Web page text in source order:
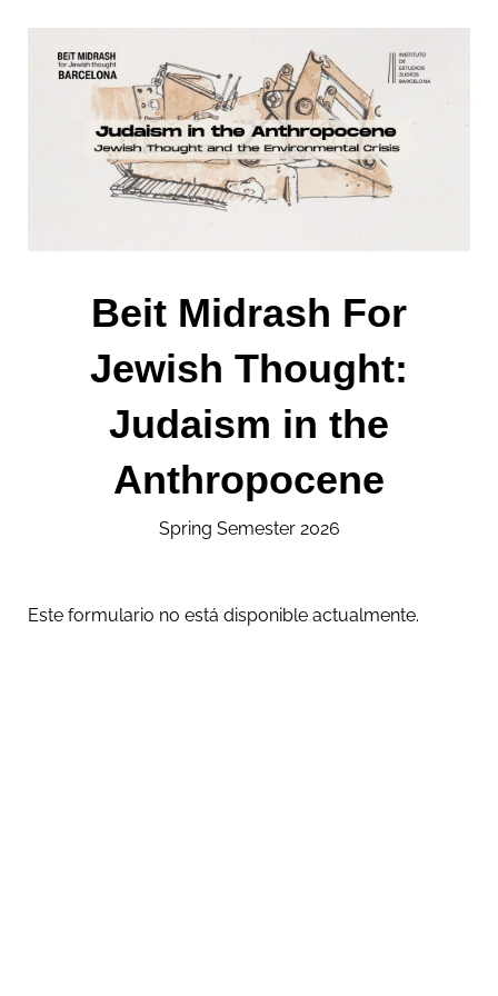
Beit Midrash For
Jewish Thought:
Judaism in the
Anthropocene
Spring Semester 2026
Este formulario no está disponible actualmente.